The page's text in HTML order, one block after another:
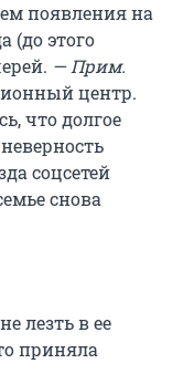
появления на
(до этого
— Прим.
центр.
что долгое
соцсетей
снова
лезть в ее
приняла